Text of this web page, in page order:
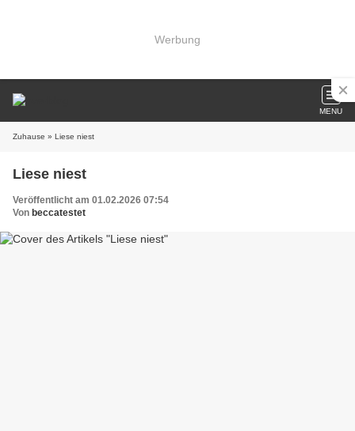
Werbung
MENU
Zuhause » Liese niest
Liese niest
Veröffentlicht am 01.02.2026 07:54
Von beccatestet